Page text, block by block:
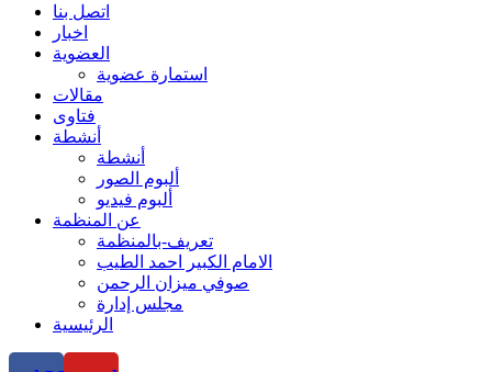
اتصل بنا
اخبار
العضوية
استمارة عضوية
مقالات
فتاوى
أنشطة
أنشطة
ألبوم الصور
ألبوم فيديو
عن المنظمة
تعريف-بالمنظمة
الامام الكبير احمد الطيب
صوفي ميزان الرحمن
مجلس إدارة
الرئيسية